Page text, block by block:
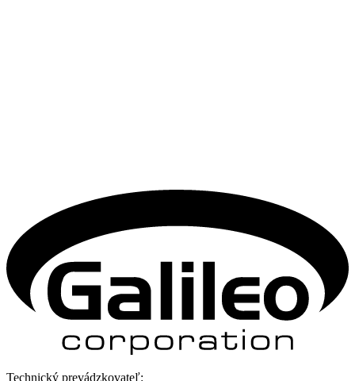
Technický prevádzkovateľ: